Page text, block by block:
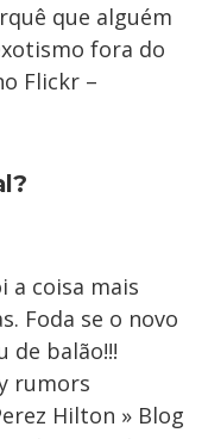
que alguém
fora do
Flickr –
a coisa mais
Foda se o novo
de balão!!!
rumors
Hilton » Blog